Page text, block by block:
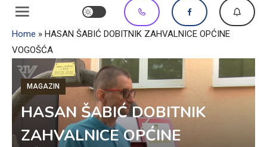
Home » HASAN ŠABIĆ DOBITNIK ZAHVALNICE OPĆINE
VOGOŠĆA
MAGAZIN
HASAN ŠABIĆ DOBITNIK
ZAHVALNICE OPĆINE